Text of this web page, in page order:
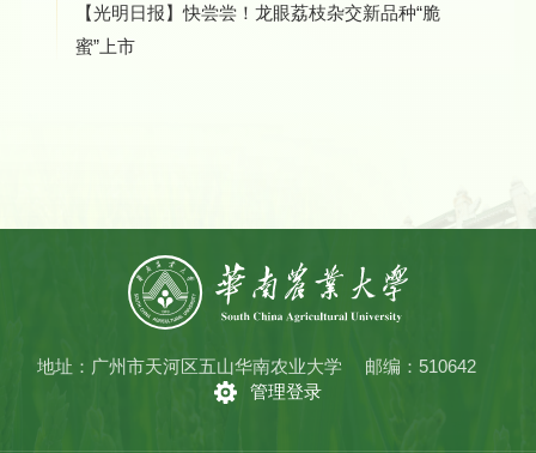
【光明日报】快尝尝！龙眼荔枝杂交新品种“脆
蜜”上市
地址：广州市天河区五山华南农业大学
邮编：510642
管理登录